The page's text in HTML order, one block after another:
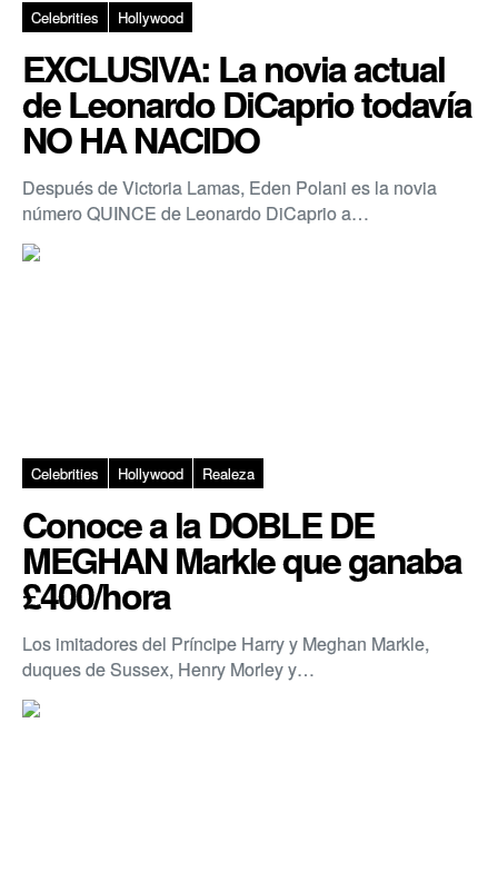
Celebrities Hollywood
EXCLUSIVA: La novia actual
de Leonardo DiCaprio todavía
NO HA NACIDO
Después de Victoria Lamas, Eden Polani es la novia
número QUINCE de Leonardo DiCaprio a…
Celebrities Hollywood Realeza
Conoce a la DOBLE DE
MEGHAN Markle que ganaba
£400/hora
Los imitadores del Príncipe Harry y Meghan Markle,
duques de Sussex, Henry Morley y…